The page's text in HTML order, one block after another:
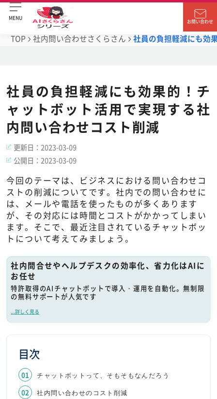
MENU
お問い合わせ
TOP 社内問い合わせさくらさん 社員の負担軽減にも効
社員の負担軽減にも効果的！チ
ャットボット活用で実現する社
内問い合わせコスト削減
更新日：2023-03-09
公開日：2023-03-09
今回のテーマは、ビジネスにおける問い合わせコ
ストの削減についてです。社内での問い合わせに
は、メールや電話を使ったものが多くあります
が、その対応には時間とコストがかかってしまい
ます。そこで、最近注目されているチャットボッ
トについて考えてみましょう。
社内問合せやヘルプデスクの効率化、省力化はAIに
お任せ
特許取得のAIチャットボットで導入・運用を自動化。無制限
の無料サポートが人気です
...詳しく見る
目次
チャットボットって、そもそもなんだろう
社内問い合わせのコスト削減